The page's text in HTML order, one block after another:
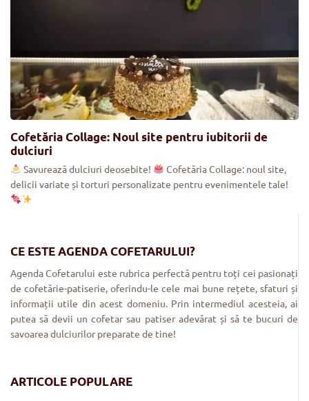
CE ESTE AGENDA COFETARULUI?
Agenda Cofetarului este rubrica perfectă pentru toți cei pasionați
de cofetărie-patiserie, oferindu-le cele mai bune rețete, sfaturi și
informații utile din acest domeniu. Prin intermediul acesteia, ai
putea să devii un cofetar sau patiser adevărat și să te bucuri de
savoarea dulciurilor preparate de tine!
ARTICOLE POPULARE
Cofetăria Collage: Noul site pentru iubitorii de
dulciuri
Savurează dulciuri deosebite!
Cofetăria Collage: noul site,
delicii variate și torturi personalizate pentru evenimentele tale!